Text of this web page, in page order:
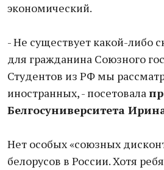
экономический.
- Не существует какой-либо
для гражданина Союзного
Студентов из РФ мы
иностранных, - посетовала
Белгосуниверситета
Нет особых «союзных
белорусов в России. Хотя